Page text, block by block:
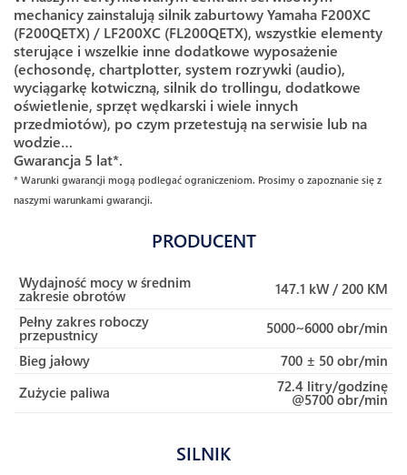
mechanicy zainstalują silnik zaburtowy Yamaha F200XC
(F200QETX) / LF200XC (FL200QETX), wszystkie elementy
sterujące i wszelkie inne dodatkowe wyposażenie
(echosondę, chartplotter, system rozrywki (audio),
wyciągarkę kotwiczną, silnik do trollingu, dodatkowe
oświetlenie, sprzęt wędkarski i wiele innych
przedmiotów), po czym przetestują na serwisie lub na
wodzie…
Gwarancja 5 lat*.
* Warunki gwarancji mogą podlegać ograniczeniom. Prosimy o zapoznanie się z
naszymi warunkami gwarancji.
PRODUCENT
Wydajność mocy w średnim
zakresie obrotów
147.1 kW / 200 KM
Pełny zakres roboczy
przepustnicy
5000~6000 obr/min
Bieg jałowy
700 ± 50 obr/min
Zużycie paliwa
72.4 litry/godzinę
@5700 obr/min
SILNIK